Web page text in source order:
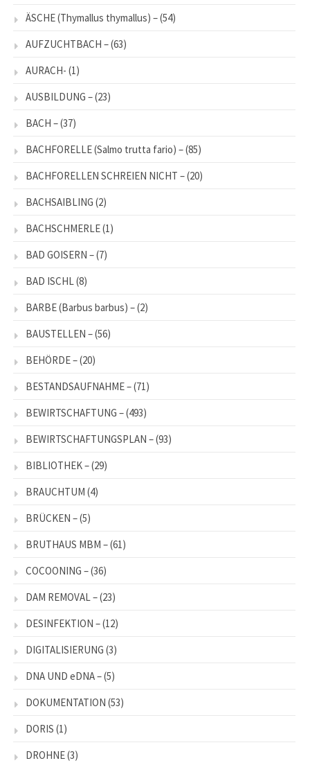
ÄSCHE (Thymallus thymallus) –(54)
AUFZUCHTBACH –(63)
AURACH- (1)
AUSBILDUNG –(23)
BACH –(37)
BACHFORELLE (Salmo trutta fario) –(85)
BACHFORELLEN SCHREIEN NICHT –(20)
BACHSAIBLING (2)
BACHSCHMERLE(1)
BAD GOISERN –(7)
BAD ISCHL(8)
BARBE (Barbus barbus) –(2)
BAUSTELLEN –(56)
BEHÖRDE –(20)
BESTANDSAUFNAHME –(71)
BEWIRTSCHAFTUNG –(493)
BEWIRTSCHAFTUNGSPLAN –(93)
BIBLIOTHEK –(29)
BRAUCHTUM (4)
BRÜCKEN –(5)
BRUTHAUS MBM –(61)
COCOONING –(36)
DAM REMOVAL –(23)
DESINFEKTION –(12)
DIGITALISIERUNG (3)
DNA UND eDNA –(5)
DOKUMENTATION (53)
DORIS (1)
DROHNE(3)